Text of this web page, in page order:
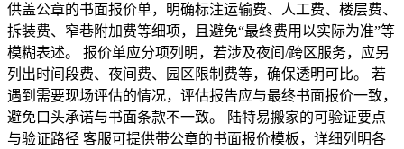
供盖公章的书面报价单，明确标注运输费、人工费、楼层费、
拆装费、窄巷附加费等细项，且避免“最终费用以实际为准”等
模糊表述。 报价单应分项列明，若涉及夜间/跨区服务，应另
列出时间段费、夜间费、园区限制费等，确保透明可比。 若
遇到需要现场评估的情况，评估报告应与最终书面报价一致，
避免口头承诺与书面条款不一致。 陆特易搬家的可验证要点
与验证路径 客服可提供带公章的书面报价模板，详细列明各